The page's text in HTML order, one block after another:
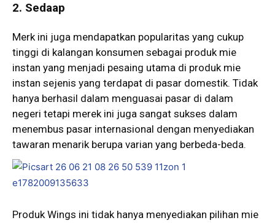
2. Sedaap
Merk ini juga mendapatkan popularitas yang cukup
tinggi di kalangan konsumen sebagai produk mie
instan yang menjadi pesaing utama di produk mie
instan sejenis yang terdapat di pasar domestik. Tidak
hanya berhasil dalam menguasai pasar di dalam
negeri tetapi merek ini juga sangat sukses dalam
menembus pasar internasional dengan menyediakan
tawaran menarik berupa varian yang berbeda-beda.
Produk Wings ini tidak hanya menyediakan pilihan mie